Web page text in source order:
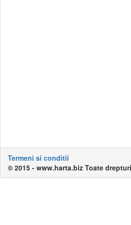
Termeni si conditii
© 2015 - www.harta.biz Toate